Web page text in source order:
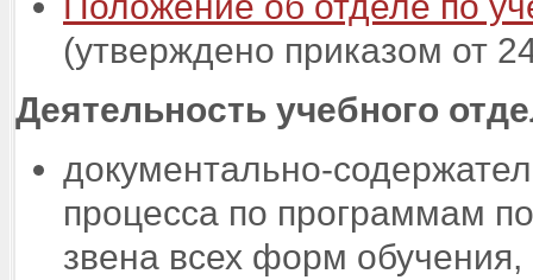
(утверждено приказом от
Деятельность учебного
документально-
процесса по программам
звена всех форм